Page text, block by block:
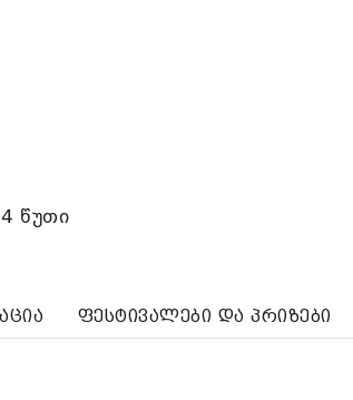
წუთი
ფესტივალები და პრიზები